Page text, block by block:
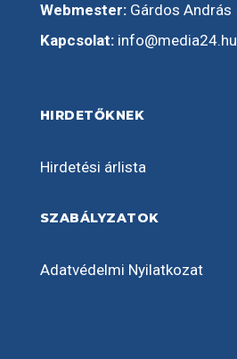
Webmester:Gárdos András
Kapcsolat: info@media24.hu
HIRDETŐKNEK
Hirdetési árlista
SZABÁLYZATOK
Adatvédelmi Nyilatkozat